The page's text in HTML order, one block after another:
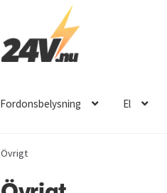
Hoppa
till
Hoppa
till
Fordonsbelysning El
Övrigt